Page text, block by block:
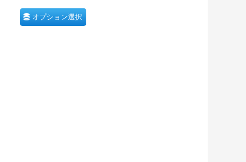
オプション選択